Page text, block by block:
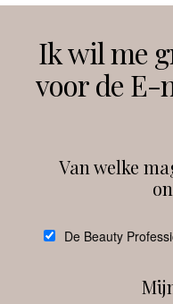
Instagram
Ik wil me
voor de
Van welke
De Beauty